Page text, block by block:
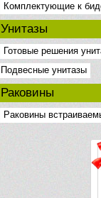
Комплектующие к
Унитазы
Готовые решения
Подвесные унитазы
Раковины
Раковины